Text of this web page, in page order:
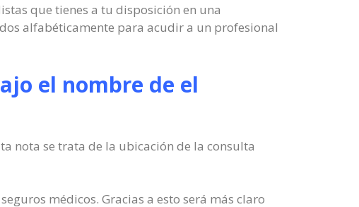
que tienes a tu disposición en una
alfabéticamente para acudir a un profesional
el nombre de el
nota se trata de la ubicación de la consulta
médicos. Gracias a esto será más claro